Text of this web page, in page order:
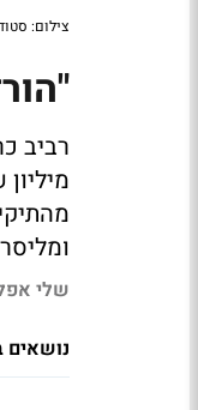
צילום:
רביב
שלי